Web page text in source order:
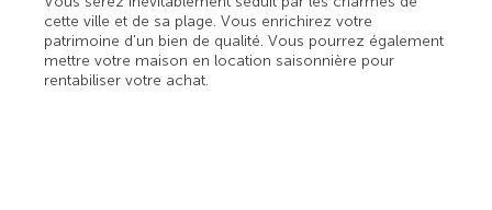
cette ville et de sa plage. Vous enrichirez votre
patrimoine d'un bien de qualité. Vous pourrez également
mettre votre maison en location saisonnière pour
rentabiliser votre achat.